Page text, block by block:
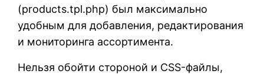
(products.tpl.php) был максимально
удобным для добавления, редактирования
и мониторинга ассортимента.
Нельзя обойти стороной и CSS-файлы,